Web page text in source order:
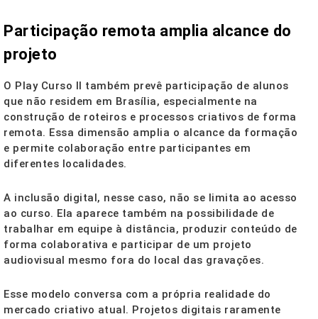
Participação remota amplia alcance do
projeto
O Play Curso II também prevê participação de alunos
que não residem em Brasília, especialmente na
construção de roteiros e processos criativos de forma
remota. Essa dimensão amplia o alcance da formação
e permite colaboração entre participantes em
diferentes localidades.
A inclusão digital, nesse caso, não se limita ao acesso
ao curso. Ela aparece também na possibilidade de
trabalhar em equipe à distância, produzir conteúdo de
forma colaborativa e participar de um projeto
audiovisual mesmo fora do local das gravações.
Esse modelo conversa com a própria realidade do
mercado criativo atual. Projetos digitais raramente